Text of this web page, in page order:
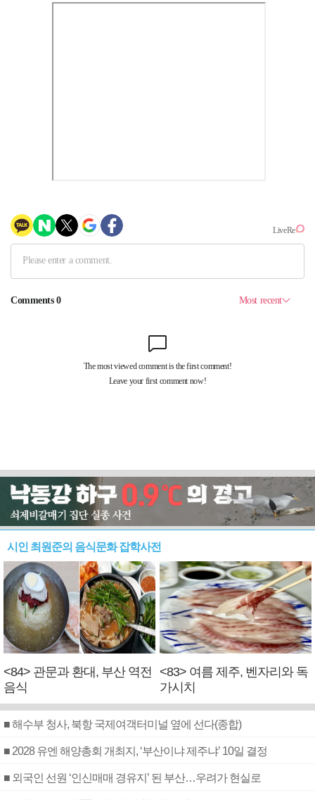
시인 최원준의 음식문화 잡학사전
<84> 관문과 환대, 부산 역전
음식
<83> 여름 제주, 벤자리와 독
가시치
■ 해수부 청사, 북항 국제여객터미널 옆에 선다(종합)
■ 2028 유엔 해양총회 개최지, ‘부산이냐 제주냐’ 10일 결정
■ 외국인 선원 ‘인신매매 경유지’ 된 부산…우려가 현실로